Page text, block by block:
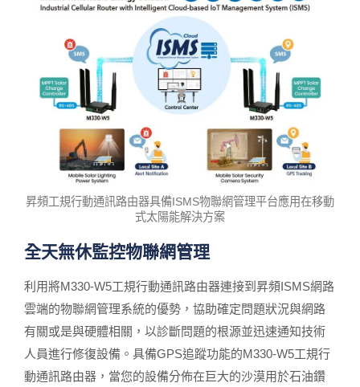
昇頻工規行動通訊路由器具備ISMS物聯網管理平台應用在移動
式太陽能解決方案
全天無休監控物聯網管理
利用將M330-W5工規行動通訊路由器連接到昇頻ISMS網路
雲端的物聯網管理系統的優勢，協助確定問題狀況與網路
有關或是與硬體相關，以診斷問題的根源並迅速通知技術
人員進行修復設備。具備GPS追蹤功能的M330-W5工規行
動通訊路由器，當您的設備分佈在巨大的沙漠用於石油鑽